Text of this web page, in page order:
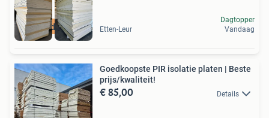
PIR Goedkoop B -C Etten-Leur
Dagtopper
Vandaag
Goedkoopste PIR isolatie platen | Beste
prijs/kwaliteit!
€ 85,00 Details